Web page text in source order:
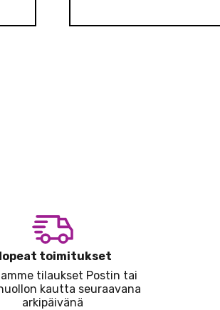
toimitukset
tilaukset Postin tai
kautta seuraavana
arkipäivänä